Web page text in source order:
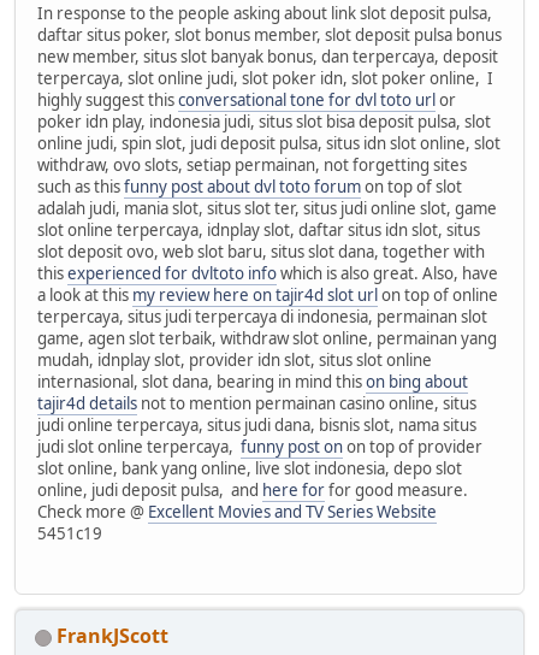
In response to the people asking about link slot deposit pulsa,
daftar situs poker, slot bonus member, slot deposit pulsa bonus
new member, situs slot banyak bonus, dan terpercaya, deposit
terpercaya, slot online judi, slot poker idn, slot poker online, I
highly suggest thisconversational tone for dvl toto urlor
poker idn play, indonesia judi, situs slot bisa deposit pulsa, slot
online judi, spin slot, judi deposit pulsa, situs idn slot online, slot
withdraw, ovo slots, setiap permainan, not forgetting sites
such as thisfunny post about dvl toto forumon top of slot
adalah judi, mania slot, situs slot ter, situs judi online slot, game
slot online terpercaya, idnplay slot, daftar situs idn slot, situs
slot deposit ovo, web slot baru, situs slot dana, together with
thisexperienced for dvltoto infowhich is also great. Also, have
a look at this my review here on tajir4d slot urlon top of online
terpercaya, situs judi terpercaya di indonesia, permainan slot
game, agen slot terbaik, withdraw slot online, permainan yang
mudah, idnplay slot, provider idn slot, situs slot online
internasional, slot dana, bearing in mind thison bing about
tajir4d details not to mention permainan casino online, situs
judi online terpercaya, situs judi dana, bisnis slot, nama situs
judi slot online terpercaya, funny post onon top of provider
slot online, bank yang online, live slot indonesia, depo slot
online, judi deposit pulsa, and here forfor good measure.
Check more @ Excellent Movies and TV Series Website
5451c19
FrankJScott